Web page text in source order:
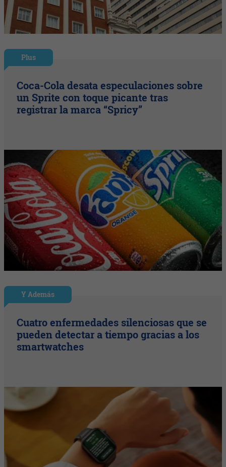
Plus
Coca-Cola desata especulaciones sobre
un Sprite con toque picante tras
registrar la marca “Spricy”
Y Además
Cuatro enfermedades silenciosas que se
pueden detectar a tiempo gracias a los
smartwatches